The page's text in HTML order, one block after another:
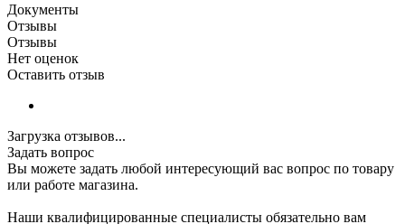
Документы
Отзывы
Отзывы
Нет оценок
Оставить отзыв
Загрузка отзывов...
Задать вопрос
Вы можете задать любой интересующий вас вопрос по товару
или работе магазина.
Наши квалифицированные специалисты обязательно вам